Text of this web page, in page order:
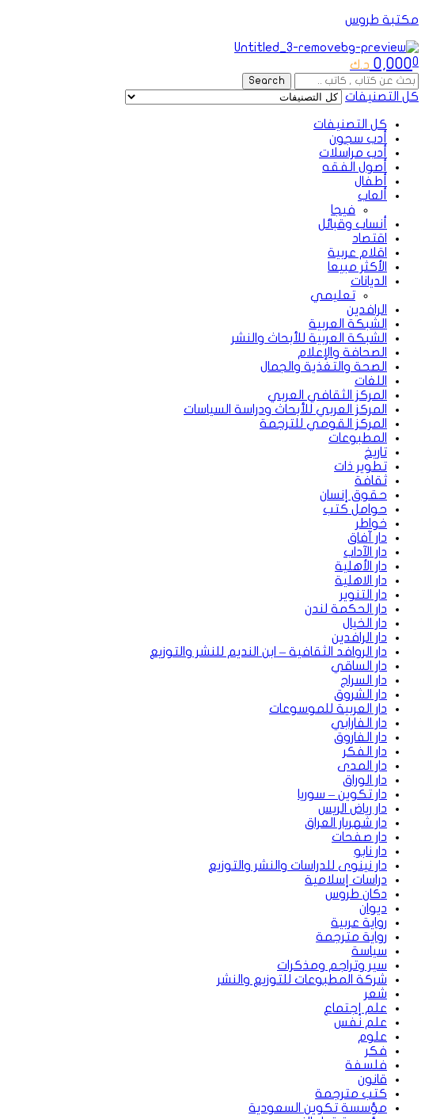
مكتبة طروس
Menu
0
0,000 د.ك
Search
for:
Search
كل التصنيفات
كل التصنيفات
أدب سجون
أدب مراسلات
أصول الفقه
أطفال
ألعاب
فيجا
أنساب وقبائل
اقتصاد
اقلام عربية
الأكثر مبيعا
الديانات
تعليمي
الرافدين
الشبكة العربية
الشبكة العربية للأبحاث والنشر
الصحافة والإعلام
الصحة والتغذية والجمال
اللغات
المركز الثقافي العربي
المركز العربي للأبحاث ودراسة السياسات
المركز القومي للترجمة
المطبوعات
تاريخ
تطوير ذات
ثقافة
حقوق إنسان
حوامل كتب
خواطر
دار آفاق
دار الآداب
دار الأهلية
دار الاهلية
دار التنوير
دار الحكمة لندن
دار الخيال
دار الرافدين
دار الروافد الثقافية – ابن النديم للنشر والتوزيع
دار الساقي
دار السراج
دار الشروق
دار العربية للموسوعات
دار الفارابي
دار الفاروق
دار الفكر
دار المدى
دار الوراق
دار تكوين – سوريا
دار رياض الريس
دار شهريار العراق
دار صفحات
دار نابو
دار نينوى للدراسات والنشر والتوزيع
دراسات إسلامية
دكان طروس
ديوان
رواية عربية
رواية مترجمة
سياسة
سير وتراجم ومذكرات
شركة المطبوعات للتوزيع والنشر
شعر
علم إجتماع
علم نفس
علوم
فكر
فلسفة
قانون
كتب مترجمة
مؤسسة تكوين السعودية